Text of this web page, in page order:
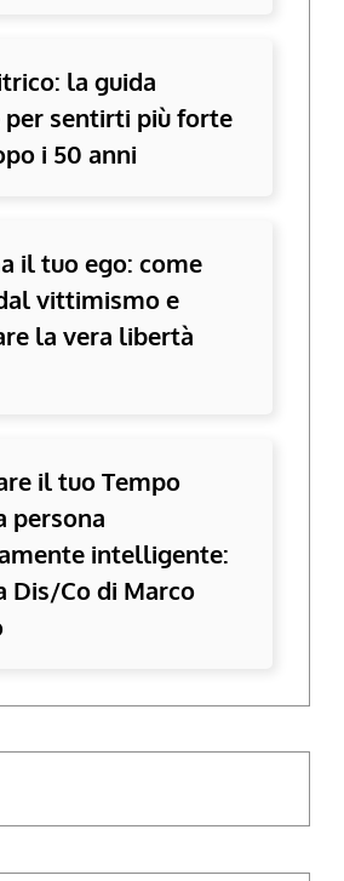
la guida
per sentirti più forte
i 50 anni
il tuo ego: come
vittimismo e
la vera libertà
il tuo Tempo
persona
intelligente:
Dis/Co di Marco